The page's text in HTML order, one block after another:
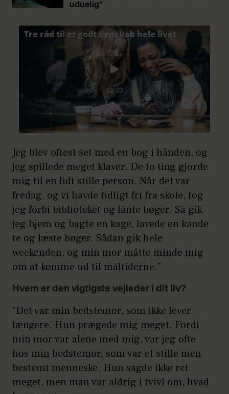
uduelig”
Jeg blev oftest set med en bog i hånden, og
jeg spillede meget klaver. De to ting gjorde
mig til en lidt stille person. Når det var
fredag, og vi havde tidligt fri fra skole, tog
jeg forbi biblioteket og lånte bøger. Så gik
jeg hjem og bagte en kage, lavede en kande
te og læste bøger. Sådan gik hele
weekenden, og min mor måtte minde mig
om at komme ud til måltiderne."
Hvem er den vigtigste vejleder i dit liv?
"Det var min bedstemor, som ikke lever
længere. Hun prægede mig meget. Fordi
min mor var alene med mig, var jeg ofte
hos min bedstemor, som var et stille men
bestemt menneske. Hun sagde ikke ret
meget, men man var aldrig i tvivl om, hvad